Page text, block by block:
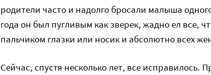
родители часто и надолго бросали малыша
года он был пугливым как зверек, жадно ел все,
пальчиком глазки или носик и абсолютно всех
Сейчас, спустя несколько лет, все исправилось.